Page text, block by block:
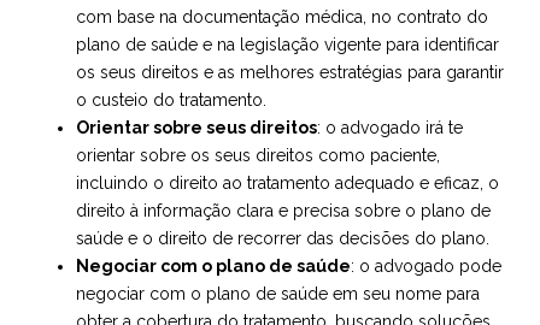
com base na documentação médica, no contrato do
plano de saúde e na legislação vigente para identificar
os seus direitos e as melhores estratégias para garantir
o custeio do tratamento.
Orientar sobre seus direitos: o advogado irá te
orientar sobre os seus direitos como paciente,
incluindo o direito ao tratamento adequado e eficaz, o
direito à informação clara e precisa sobre o plano de
saúde e o direito de recorrer das decisões do plano.
Negociar com o plano de saúde: o advogado pode
negociar com o plano de saúde em seu nome para
obter a cobertura do tratamento, buscando soluções